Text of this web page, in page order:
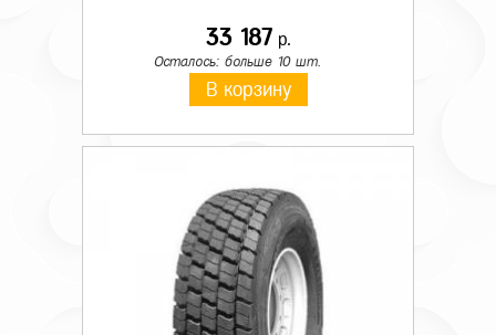
33 187 р.
Осталось: больше 10 шт.
В корзину